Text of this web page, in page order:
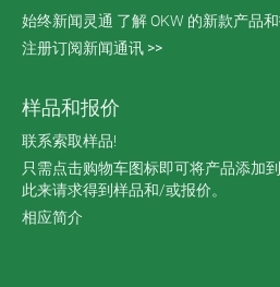
始终新闻灵通 了解 OKW 的新款产品和
注册订阅新闻通讯 >>
样品和报价
联系索取样品!
只需点击购物车图标即可将产品添加
此来请求得到样品和/或报价。
相应简介